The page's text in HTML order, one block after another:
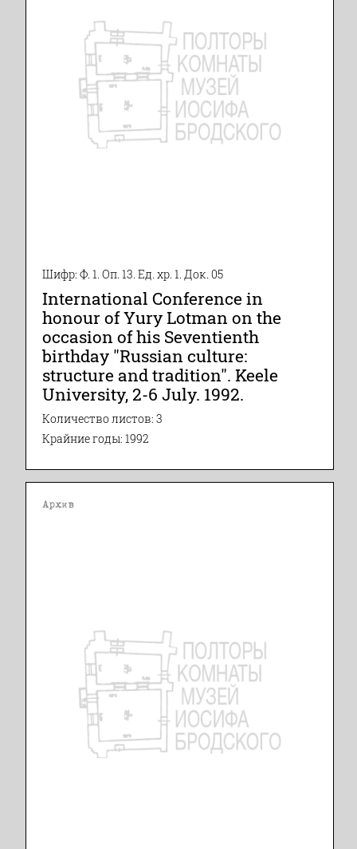
Шифр: Ф. 1. Оп. 13. Ед. хр. 1. Док. 05
International Conference in
honour of Yury Lotman on the
occasion of his Seventienth
birthday "Russian culture:
structure and tradition". Keele
University, 2-6 July. 1992.
Количество листов: 3
Крайние годы: 1992
Архив